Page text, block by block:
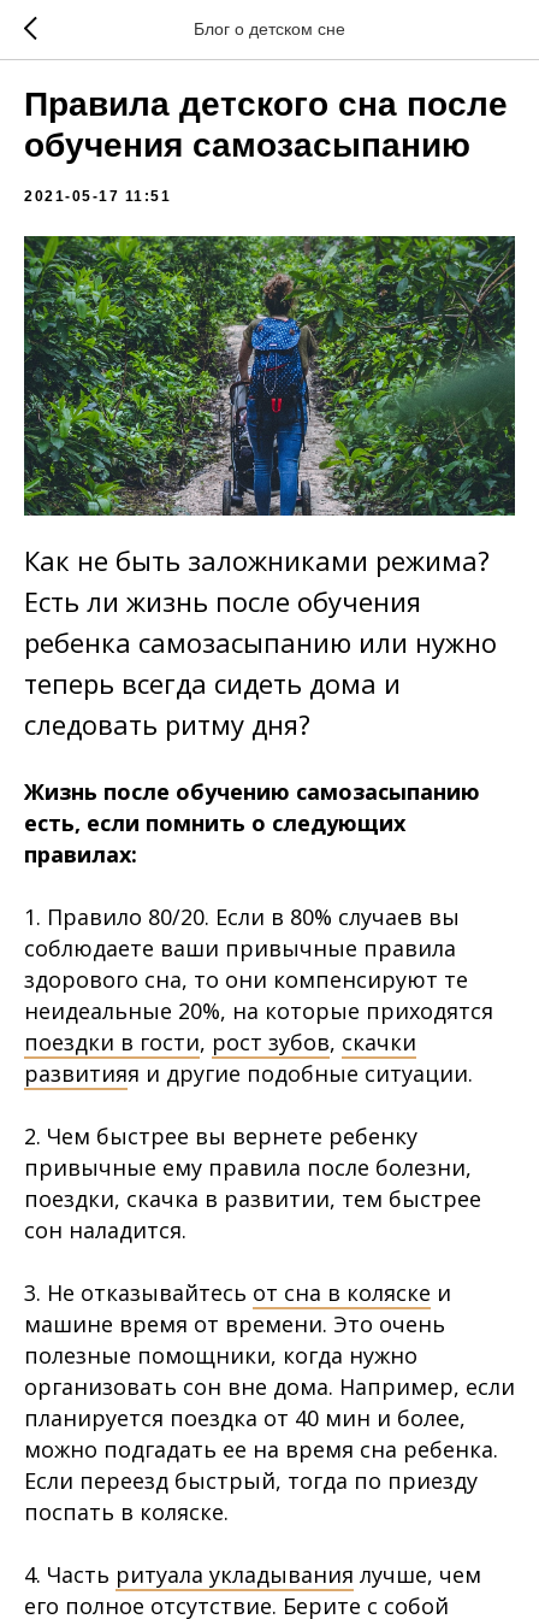
Блог о детском сне
Правила детского сна после
обучения самозасыпанию
2021-05-17 11:51
Как не быть заложниками режима?
Есть ли жизнь после обучения
ребенка самозасыпанию или нужно
теперь всегда сидеть дома и
следовать ритму дня?
Жизнь после обучению самозасыпанию
есть, если помнить о следующих
правилах:
1. Правило 80/20. Если в 80% случаев вы
соблюдаете ваши привычные правила
здорового сна, то они компенсируют те
неидеальные 20%, на которые приходятся
поездки в гости, рост зубов, скачки
развитияя и другие подобные ситуации.
2. Чем быстрее вы вернете ребенку
привычные ему правила после болезни,
поездки, скачка в развитии, тем быстрее
сон наладится.
3. Не отказывайтесь от сна в коляске и
машине время от времени. Это очень
полезные помощники, когда нужно
организовать сон вне дома. Например, если
планируется поездка от 40 мин и более,
можно подгадать ее на время сна ребенка.
Если переезд быстрый, тогда по приезду
поспать в коляске.
4. Часть ритуала укладывания лучше, чем
его полное отсутствие. Берите с собой